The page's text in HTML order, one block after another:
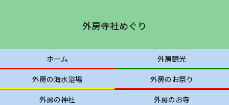
外房寺社めぐり
ホーム
外房観光
外房の海水浴場
外房のお祭り
外房の神社
外房のお寺